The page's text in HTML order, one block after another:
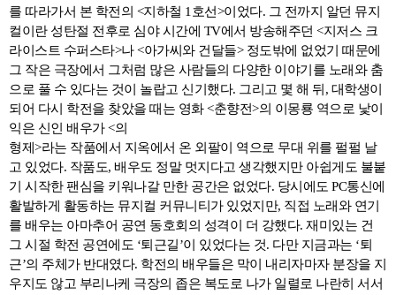
를 따라가서 본 학전의 <지하철 1호선>이었다. 그 전까지 알던 뮤지
컬이란 성탄절 전후로 심야 시간에 TV에서 방송해주던 <지저스 크
라이스트 수퍼스타>나 <아가씨와 건달들> 정도밖에 없었기 때문에
그 작은 극장에서 그처럼 많은 사람들의 다양한 이야기를 노래와 춤
으로 풀 수 있다는 것이 놀랍고 신기했다. 그리고 몇 해 뒤, 대학생이
되어 다시 학전을 찾았을 때는 영화 <춘향전>의 이몽룡 역으로 낯이
익은 신인 배우가 <의
형제>라는 작품에서 지옥에서 온 외팔이 역으로 무대 위를 펄펄 날
고 있었다. 작품도, 배우도 정말 멋지다고 생각했지만 아쉽게도 불붙
기 시작한 팬심을 키워나갈 만한 공간은 없었다. 당시에도 PC통신에
활발하게 활동하는 뮤지컬 커뮤니티가 있었지만, 직접 노래와 연기
를 배우는 아마추어 공연 동호회의 성격이 더 강했다. 재미있는 건
그 시절 학전 공연에도 ‘퇴근길’이 있었다는 것. 다만 지금과는 ‘퇴
근’의 주체가 반대였다. 학전의 배우들은 막이 내리자마자 분장을 지
우지도 않고 부리나케 극장의 좁은 복도로 나가 일렬로 나란히 서서